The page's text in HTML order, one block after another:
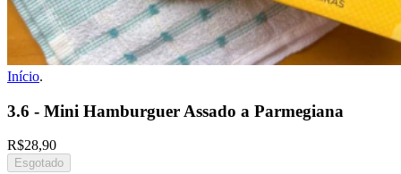
Início.
3.6 - Mini Hamburguer Assado a Parmegiana
R$28,90
Esgotado